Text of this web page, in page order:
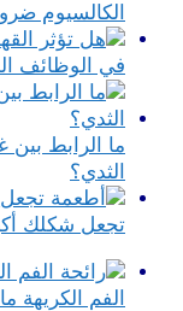
الكالسيوم
في الوظائف
ما الرابط
الثدي؟
تجعل شكلك
الفم الكريهة